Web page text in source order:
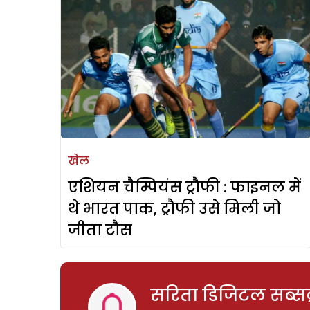
खेल
एशियन चैम्पियंस ट्रौफी : फाइनल में
थे भारत पाक, ट्रौफी उसे मिली जो
जीता टौस
सरिता डिजिटल